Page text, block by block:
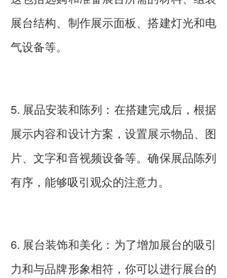
展台结构、制作展示面板、搭建灯光和电
气设备等。
5. 展品安装和陈列：在搭建完成后，根据
展示内容和设计方案，设置展示物品、图
片、文字和音视频设备等。确保展品陈列
有序，能够吸引观众的注意力。
6. 展台装饰和美化：为了增加展台的吸引
力和与品牌形象相符，你可以进行展台的